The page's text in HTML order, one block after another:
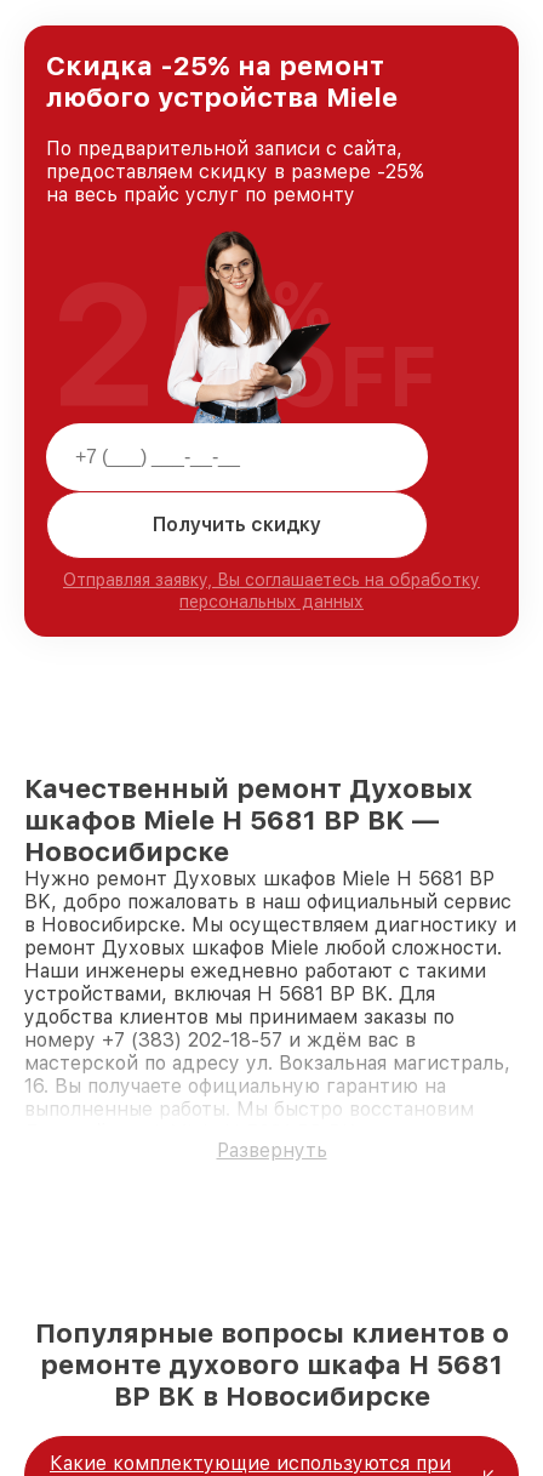
Новосибирске, постоянно повышая уровень
доверия и лояльности наших клиентов.
Скидка -25% на ремонт
любого устройства Miele
По предварительной записи с сайта,
предоставляем скидку в размере -25%
на весь прайс услуг по ремонту
Получить скидку
Отправляя заявку, Вы соглашаетесь на обработку
персональных данных
25%
OFF
Качественный ремонт Духовых
шкафов Miele H 5681 BP BK —
Новосибирске
Нужно ремонт Духовых шкафов Miele H 5681 BP
BK, добро пожаловать в наш официальный сервис
в Новосибирске. Мы осуществляем диагностику и
ремонт Духовых шкафов Miele любой сложности.
Наши инженеры ежедневно работают с такими
устройствами, включая H 5681 BP BK. Для
удобства клиентов мы принимаем заказы по
номеру +7 (383) 202-18-57 и ждём вас в
мастерской по адресу ул. Вокзальная магистраль,
16. Вы получаете официальную гарантию на
выполненные работы. Мы быстро восстановим
Развернуть
Популярные вопросы клиентов о
ремонте духового шкафа H 5681
BP BK в Новосибирске
Какие комплектующие используются при